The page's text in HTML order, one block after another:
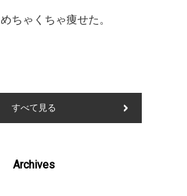
めちゃくちゃ痩せた。
すべて見る
Archives